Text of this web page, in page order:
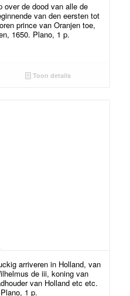
over de dood van alle de
van den eersten tot
prince van Oranjen toe,
1650. Plano, 1 p.
Toon details
arriveren in Holland, van
de iii, koning van
van Holland etc etc.
1 p.